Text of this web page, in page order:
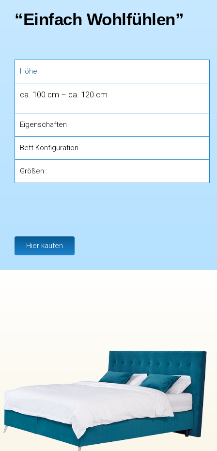
“Einfach Wohlfühlen”
Höhe
ca. 100 cm – ca. 120 cm
Eigenschaften
Bett Konfiguration
Größen :
Hier kaufen